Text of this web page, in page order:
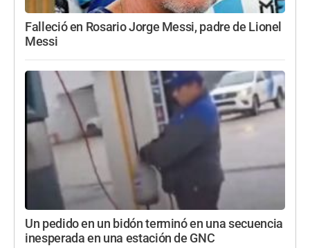
Falleció en Rosario Jorge Messi, padre de Lionel
Messi
Un pedido en un bidón terminó en una secuencia
inesperada en una estación de GNC